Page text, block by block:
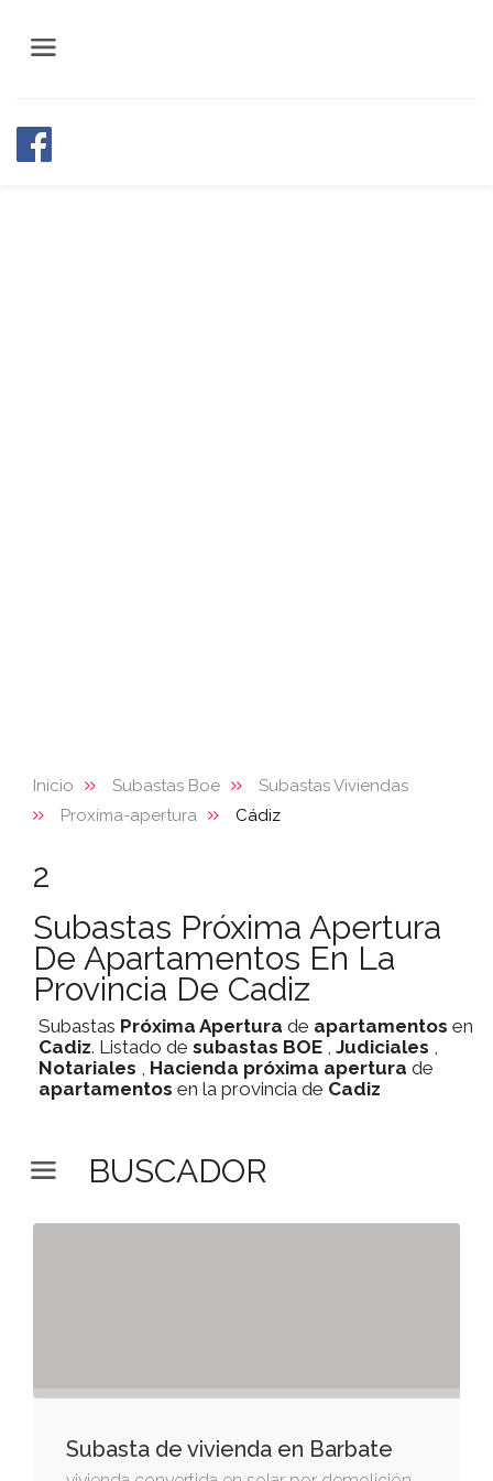
Inicio Subastas Boe
Subastas Viviendas
Proxima-apertura
Cádiz
2
Subastas Próxima Apertura
De Apartamentos En La
Provincia De Cadiz
Subastas Próxima Apertura de apartamentos en
Cadiz. Listado de subastas BOE , Judiciales ,
Notariales , Hacienda próxima apertura de
apartamentos en la provincia de Cadiz
BUSCADOR
Subasta de vivienda en Barbate